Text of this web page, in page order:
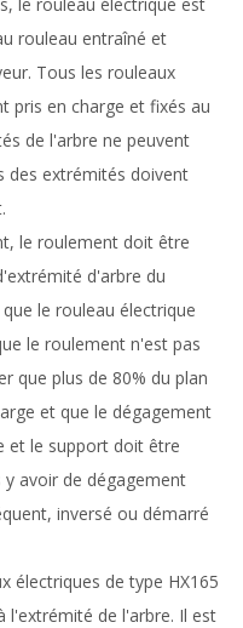
rouleau entraîné et
Tous les rouleaux
pris en charge et fixés au
de l'arbre ne peuvent
des extrémités doivent
le roulement doit être
d'arbre du
le rouleau électrique
le roulement n'est pas
que plus de 80% du plan
et que le dégagement
et le support doit être
avoir de dégagement
inversé ou démarré
électriques de type HX165
l'extrémité de l'arbre. Il est